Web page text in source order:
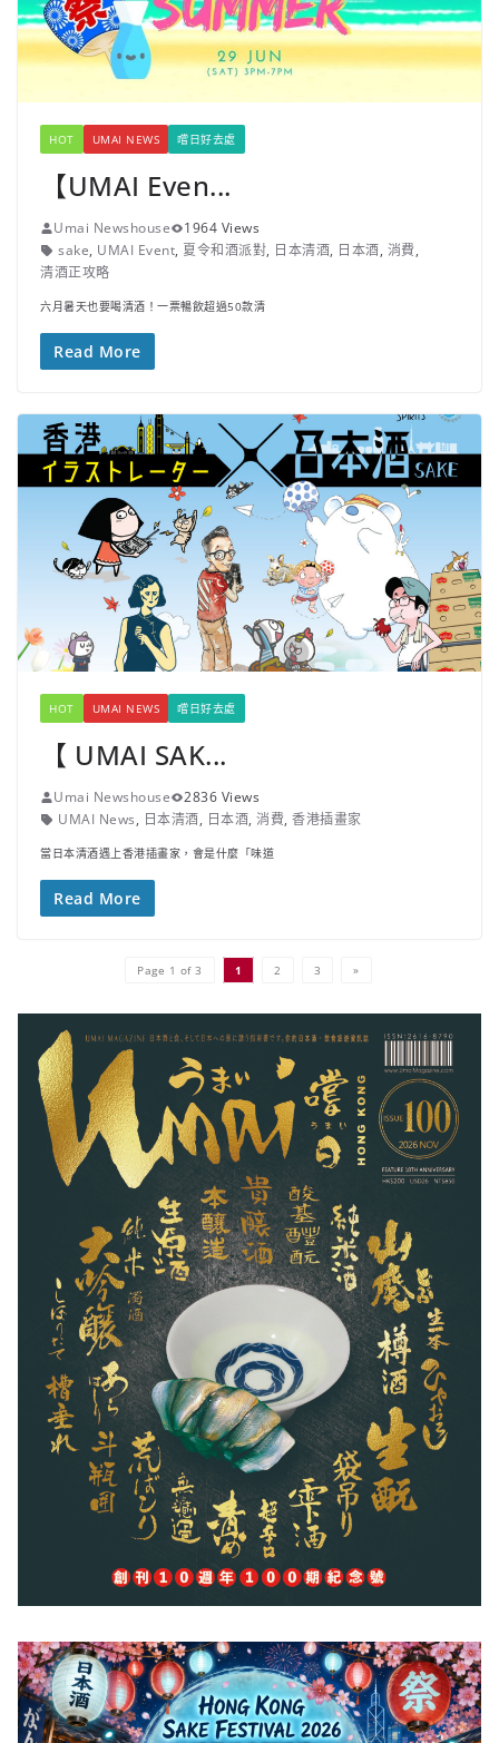
HOT UMAI NEWS 嚐日好去處
【UMAI Even...
Umai Newshouse
1964 Views
sake, UMAI Event, 夏令和酒派對, 日本清酒, 日本酒, 消費,
清酒正攻略
六月暑天也要喝清酒！一票暢飲超過50款清
Read More
HOT UMAI NEWS 嚐日好去處
【 UMAI SAK...
Umai Newshouse
2836 Views
UMAI News, 日本清酒, 日本酒, 消費, 香港插畫家
當日本清酒遇上香港插畫家，會是什麼「味道
Read More
Page 1 of 3 1 2 3 »